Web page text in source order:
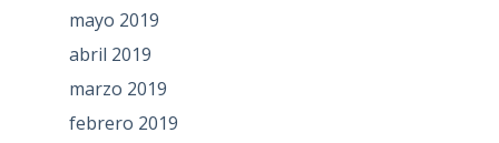
mayo 2019
abril 2019
marzo 2019
febrero 2019